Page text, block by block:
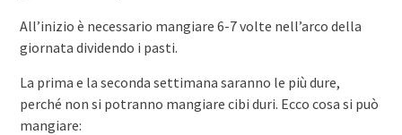
All’inizio è necessario mangiare 6-7 volte nell’arco della
giornata dividendo i pasti.
La prima e la seconda settimana saranno le più dure,
perché non si potranno mangiare cibi duri. Ecco cosa si può
mangiare: